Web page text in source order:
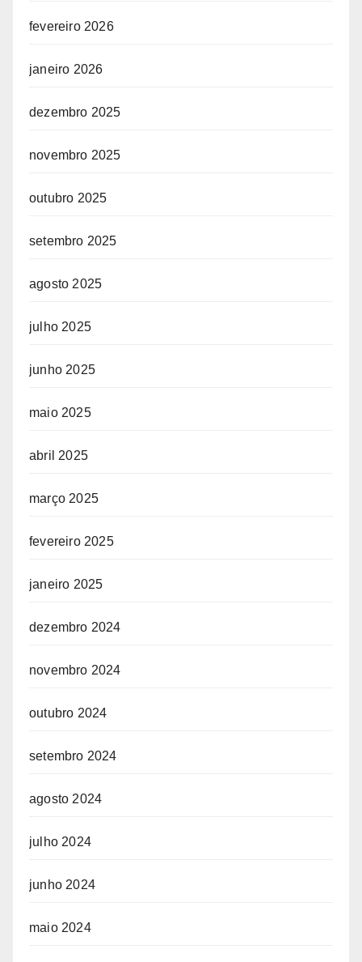
fevereiro 2026
janeiro 2026
dezembro 2025
novembro 2025
outubro 2025
setembro 2025
agosto 2025
julho 2025
junho 2025
maio 2025
abril 2025
março 2025
fevereiro 2025
janeiro 2025
dezembro 2024
novembro 2024
outubro 2024
setembro 2024
agosto 2024
julho 2024
junho 2024
maio 2024